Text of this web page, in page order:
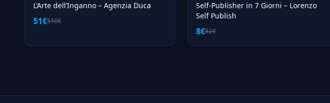
L’Arte dell’Inganno – Agenzia Duca
51€510€
Self-Publisher in 7 Giorni – Lorenzo
Self Publish
8€82€